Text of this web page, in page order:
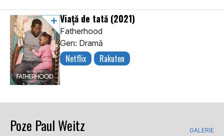
Viață de tată (2021)
Fatherhood
Gen: Dramă
Netflix Rakuten
Poze Paul Weitz GALERIE